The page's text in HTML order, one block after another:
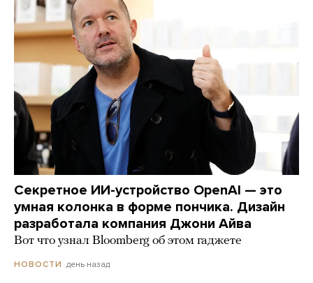
Секретное ИИ-устройство OpenAI — это
умная колонка в форме пончика. Дизайн
разработала компания Джони Айва
Вот что узнал Bloomberg об этом гаджете
НОВОСТИ день назад